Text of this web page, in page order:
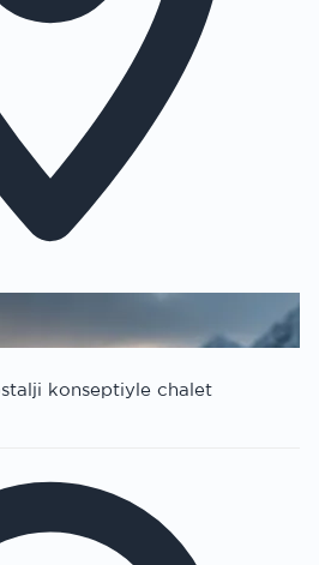
konseptiyle chalet